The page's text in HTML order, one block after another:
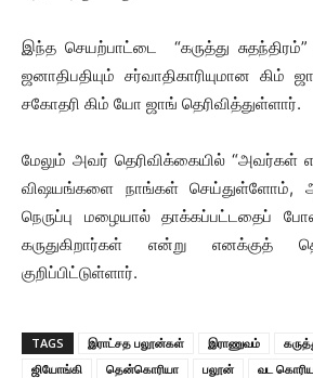
இந்த செயற்பாட்டை “கருத்து
ஜனாதிபதியும் சர்வாதிகாரியுமான
சகோதரி கிம் யோ ஜாங் தெரிவித்துள்ளார்.
மேலும் அவர் தெரிவிக்கையில் “அவர்கள்
விஷயங்களை நாங்கள்
நெருப்பு மழையால் தாக்கப்பட்டதைப்
கருதுகிறார்கள் என்று எனக்குத்
குறிப்பிட்டுள்ளார்.
TAGS இராட்சத பலூன்கள் இராணுவம்
ஜியோங்கி
தென்கொரியா பலூன் வட